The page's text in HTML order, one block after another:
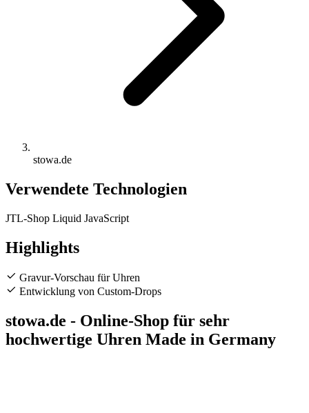
stowa.de
Verwendete Technologien
JTL-Shop Liquid JavaScript
Highlights
Gravur-Vorschau für Uhren
Entwicklung von Custom-Drops
stowa.de - Online-Shop für sehr
hochwertige Uhren Made in Germany